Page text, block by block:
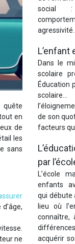
quête
en
de
les
sans
ne
social :
agressivité…
L’enfant
Dans le
scolaire
Éducation
de son
facteurs
par
L’école
enfants
qui débute
lieu où
connaître,
acquérir